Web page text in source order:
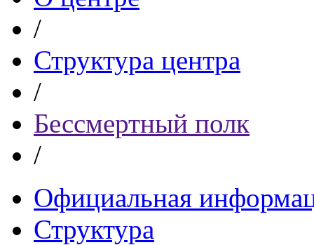
/
Структура центра
/
Бессмертный полк
/
Официальная
Структура